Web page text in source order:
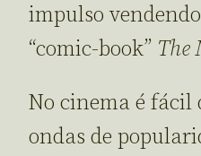
impulso
“comic-book” The
No cinema é fácil
ondas de